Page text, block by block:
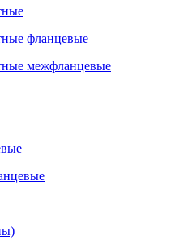
фланцевые
межфланцевые